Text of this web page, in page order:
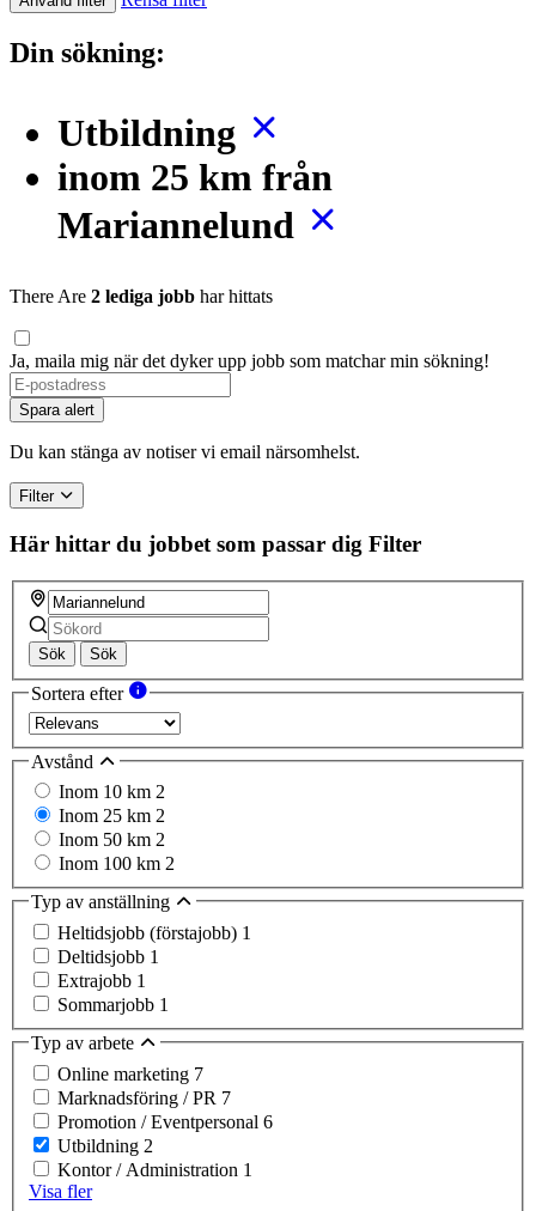
Din sökning:
Utbildning
inom 25 km från
Mariannelund
There Are 2 lediga jobb har hittats
Ja, maila mig när det dyker upp jobb som matchar min sökning!
If
you
are
a
ignore
this
field
Spara alert
Du kan stänga av notiser vi email närsomhelst.
Filter
Här hittar du jobbet som passar dig Filter
Sök Sök
Sortera efter
Avstånd
Inom 10 km 2
Inom 25 km 2
Inom 50 km 2
Inom 100 km 2
Typ av anställning
Heltidsjobb (förstajobb) 1
Deltidsjobb 1
Extrajobb 1
Sommarjobb 1
Typ av arbete
Online marketing 7
Marknadsföring / PR 7
Promotion / Eventpersonal 6
Utbildning 2
Kontor / Administration 1
Visa fler